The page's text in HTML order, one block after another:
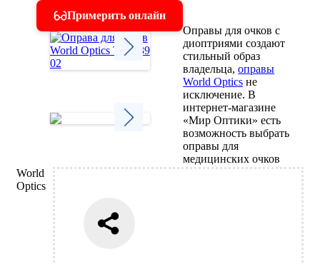
Примерить онлайн
Оправы для очков с
диоптриями создают
стильный образ
владельца,оправы
World Optics не
исключение. В
интернет-магазине
«Мир Оптики» есть
возможность выбрать
оправы для
медицинских очков
World
Optics